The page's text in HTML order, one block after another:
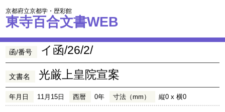
京都府立京都学・歴彩館
東寺百合文書WEB
函/番号 イ函/26/2/
文書名 光厳上皇院宣案
年月日 11月15日 西暦 0年 寸法（mm） 縦0 x 横0